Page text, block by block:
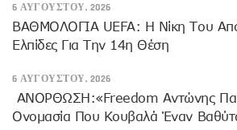
6 ΑΥΓΟΎΣΤΟΥ, 2026
ΒΑΘΜΟΛΟΓΙΑ UEFA: Η Νίκη Του
Ελπίδες Για Την 14η Θέση
6 ΑΥΓΟΎΣΤΟΥ, 2026
ANOΡΘΩΣΗ:«Freedom Αντώνης
Ονομασία Που Κουβαλά Έναν